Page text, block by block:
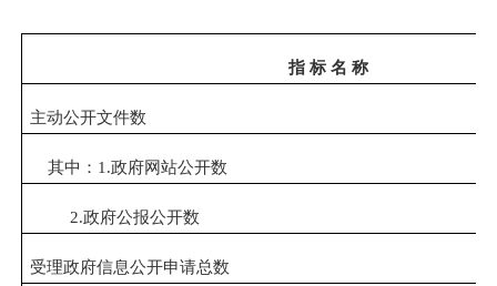
指 标 名 称
主动公开文件数
其中：1.政府网站公开数
2.政府公报公开数
受理政府信息公开申请总数